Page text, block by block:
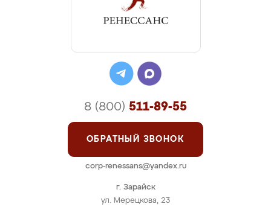
г. Зарайск
ул. Мерецкова, 23
8 (800) 511-89-55
ОБРАТНЫЙ ЗВОНОК
corp-renessans@yandex.ru